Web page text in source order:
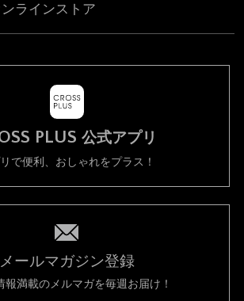
ラインストア
PLUS 公式アプリ
で便利、おしゃれをプラス！
メールマガジン登録
報満載のメルマガを毎週お届け！